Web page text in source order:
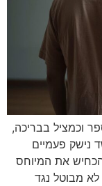
ספר וכמציל בבריכה,
נישק פעמיים
הכחיש את המיוחס
מבוטל נגד